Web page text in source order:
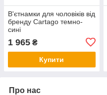
В'єтнамки для чоловіків від
бренду Cartago темно-
сині
1 965 ₴
Купити
Про нас